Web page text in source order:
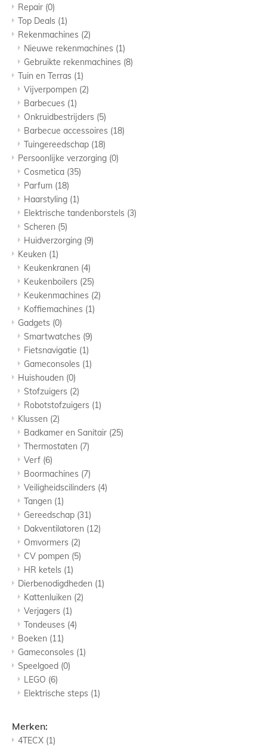
Repair (0)
Top Deals (1)
Rekenmachines (2)
Nieuwe rekenmachines (1)
Gebruikte rekenmachines (8)
Tuin en Terras (1)
Vijverpompen (2)
Barbecues (1)
Onkruidbestrijders (5)
Barbecue accessoires (18)
Tuingereedschap (18)
Persoonlijke verzorging (0)
Cosmetica (35)
Parfum (18)
Haarstyling (1)
Elektrische tandenborstels (3)
Scheren (5)
Huidverzorging (9)
Keuken (1)
Keukenkranen (4)
Keukenboilers (25)
Keukenmachines (2)
Koffiemachines (1)
Gadgets (0)
Smartwatches (9)
Fietsnavigatie (1)
Gameconsoles (1)
Huishouden (0)
Stofzuigers (2)
Robotstofzuigers (1)
Klussen (2)
Badkamer en Sanitair (25)
Thermostaten (7)
Verf (6)
Boormachines (7)
Veiligheidscilinders (4)
Tangen (1)
Gereedschap (31)
Dakventilatoren (12)
Omvormers (2)
CV pompen (5)
HR ketels (1)
Dierbenodigdheden (1)
Kattenluiken (2)
Verjagers (1)
Tondeuses (4)
Boeken (11)
Gameconsoles (1)
Speelgoed (0)
LEGO (6)
Elektrische steps (1)
Merken:
4TECX (1)